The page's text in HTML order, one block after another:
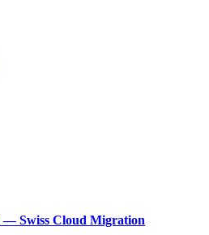
— Swiss Cloud Migration